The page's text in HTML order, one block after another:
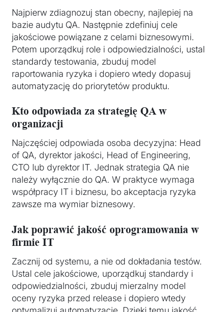
Najpierw zdiagnozuj stan obecny, najlepiej na
bazie audytu QA. Następnie zdefiniuj cele
jakościowe powiązane z celami biznesowymi.
Potem uporządkuj role i odpowiedzialności, ustal
standardy testowania, zbuduj model
raportowania ryzyka i dopiero wtedy dopasuj
automatyzację do priorytetów produktu.
Kto odpowiada za strategię QA w
organizacji
Najczęściej odpowiada osoba decyzyjna: Head
of QA, dyrektor jakości, Head of Engineering,
CTO lub dyrektor IT. Jednak strategia QA nie
należy wyłącznie do QA. W praktyce wymaga
współpracy IT i biznesu, bo akceptacja ryzyka
zawsze ma wymiar biznesowy.
Jak poprawić jakość oprogramowania w
firmie IT
Zacznij od systemu, a nie od dokładania testów.
Ustal cele jakościowe, uporządkuj standardy i
odpowiedzialności, zbuduj mierzalny model
oceny ryzyka przed release i dopiero wtedy